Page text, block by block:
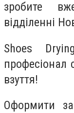
зробите
відділенні
Shoes
професіонал
взуття!
Оформити